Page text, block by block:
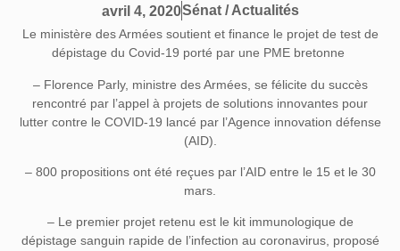
avril 4, 2020Sénat / Actualités
Le ministère des Armées soutient et finance le projet de test de
dépistage du Covid-19 porté par une PME bretonne
– Florence Parly, ministre des Armées, se félicite du succès
rencontré par l’appel à projets de solutions innovantes pour
lutter contre le COVID-19 lancé par l’Agence innovation défense
(AID).
– 800 propositions ont été reçues par l’AID entre le 15 et le 30
mars.
– Le premier projet retenu est le kit immunologique de
dépistage sanguin rapide de l’infection au coronavirus, proposé